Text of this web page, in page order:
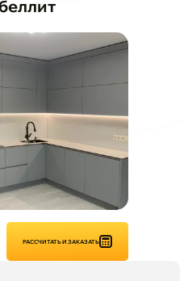
РАССЧИТАТЬ И ЗАКАЗАТЬ